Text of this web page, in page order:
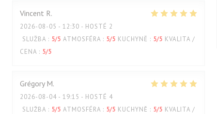
Vincent R
2026-08-05 - 12:30 - HOSTÉ 2
SLUŽBA : 5/5 ATMOSFÉRA : 5/5 KUCHYNĚ : 5/5 KVALITA /
CENA : 5/5
Grégory M
2026-08-04 - 19:15 - HOSTÉ 4
SLUŽBA : 5/5 ATMOSFÉRA : 5/5 KUCHYNĚ : 5/5 KVALITA /